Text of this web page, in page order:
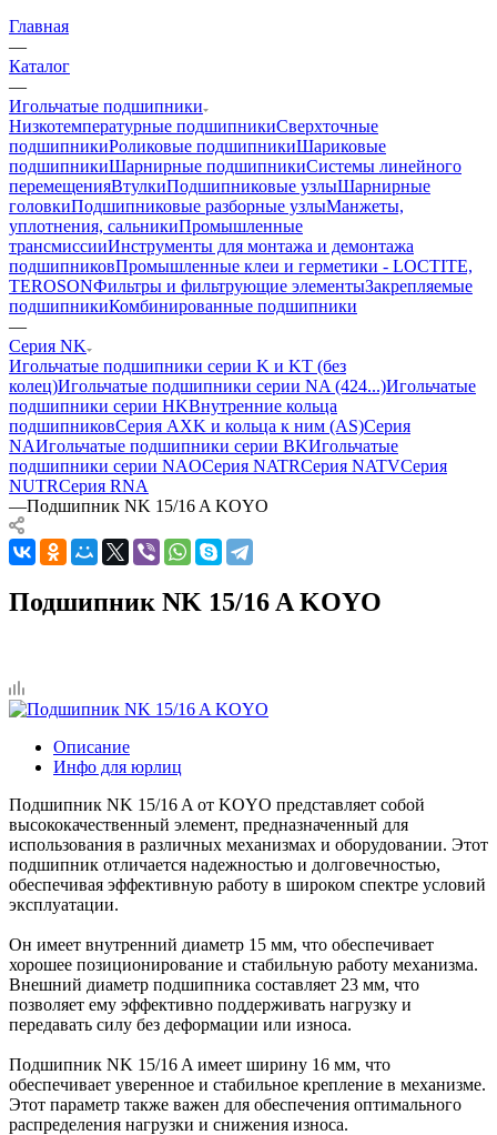
Главная
—
Каталог
—
Игольчатые подшипники
Низкотемпературные подшипникиСверхточные
подшипникиРоликовые подшипникиШариковые
подшипникиШарнирные подшипникиСистемы линейного
перемещенияВтулкиПодшипниковые узлыШарнирные
головкиПодшипниковые разборные узлыМанжеты,
уплотнения, сальникиПромышленные
трансмиссииИнструменты для монтажа и демонтажа
подшипниковПромышленные клеи и герметики - LOCTITE,
TEROSONФильтры и фильтрующие элементыЗакрепляемые
подшипникиКомбинированные подшипники
—
Серия NK
Игольчатые подшипники серии K и KT (без
колец)Игольчатые подшипники серии NA (424...)Игольчатые
подшипники серии HKВнутренние кольца
подшипниковСерия AXK и кольца к ним (AS)Серия
NAИгольчатые подшипники серии BKИгольчатые
подшипники серии NAOСерия NATRСерия NATVСерия
NUTRСерия RNA
—Подшипник NK 15/16 A KOYO
Подшипник NK 15/16 A KOYO
Описание
Инфо для юрлиц
Подшипник NK 15/16 A от KOYO представляет собой
высококачественный элемент, предназначенный для
использования в различных механизмах и оборудовании. Этот
подшипник отличается надежностью и долговечностью,
обеспечивая эффективную работу в широком спектре условий
эксплуатации.
Он имеет внутренний диаметр 15 мм, что обеспечивает
хорошее позиционирование и стабильную работу механизма.
Внешний диаметр подшипника составляет 23 мм, что
позволяет ему эффективно поддерживать нагрузку и
передавать силу без деформации или износа.
Подшипник NK 15/16 A имеет ширину 16 мм, что
обеспечивает уверенное и стабильное крепление в механизме.
Этот параметр также важен для обеспечения оптимального
распределения нагрузки и снижения износа.